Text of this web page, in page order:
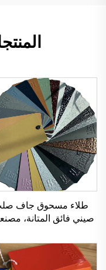
طلاء مسحوق جاف
صيني فائق المتانة،
التجزئة